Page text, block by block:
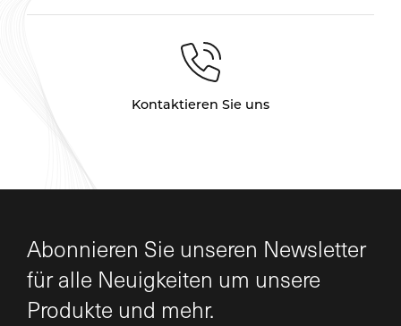
Kontaktieren Sie uns
Abonnieren Sie unseren Newsletter
für alle Neuigkeiten um unsere
Produkte und mehr.